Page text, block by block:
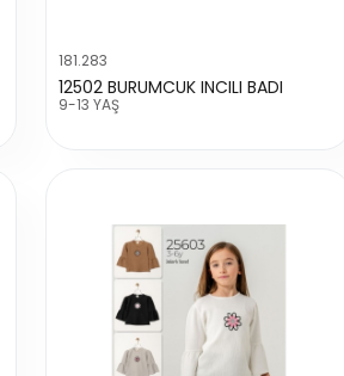
181.283
12502 BURUMCUK INCILI BADI
9-13 YAŞ